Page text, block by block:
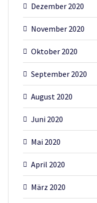
Dezember 2020
November 2020
Oktober 2020
September 2020
August 2020
Juni 2020
Mai 2020
April 2020
März 2020